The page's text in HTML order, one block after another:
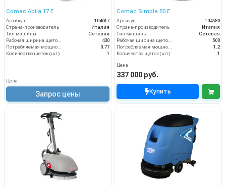
Comac Abila 17 E
Артикул
104617
Страна-производитель
Италия
Тип машины
Сетевая
Рабочая ширина щеток (мм)
430
Потребляемая мощность (кВт)
0.77
Количество щеток (шт)
1
Цена
Запрос цены
Comac Simpla 50 E
Артикул
104980
Страна-производитель
Италия
Тип машины
Сетевая
Рабочая ширина щеток (мм)
500
Потребляемая мощность (кВт)
1.2
Количество щеток (шт)
1
Цена
337 000 руб.
Купить